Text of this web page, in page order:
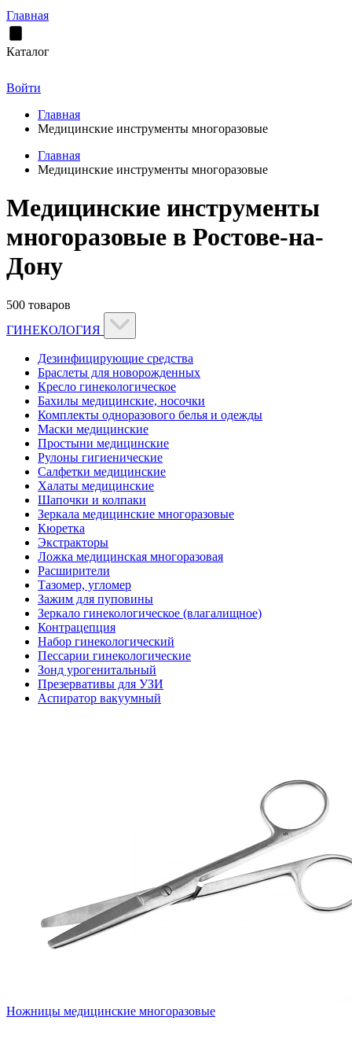
Главная
Каталог
Войти
Главная
Медицинские инструменты многоразовые
Главная
Медицинские инструменты многоразовые
Медицинские инструменты
многоразовые в Ростове-на-
Дону
500 товаров
ГИНЕКОЛОГИЯ
Дезинфицирующие средства
Браслеты для новорожденных
Кресло гинекологическое
Бахилы медицинские, носочки
Комплекты одноразового белья и одежды
Маски медицинские
Простыни медицинские
Рулоны гигиенические
Салфетки медицинские
Халаты медицинские
Шапочки и колпаки
Зеркала медицинские многоразовые
Кюретка
Экстракторы
Ложка медицинская многоразовая
Расширители
Тазомер, угломер
Зажим для пуповины
Зеркало гинекологическое (влагалищное)
Контрацепция
Набор гинекологический
Пессарии гинекологические
Зонд урогенитальный
Презервативы для УЗИ
Аспиратор вакуумный
Ножницы медицинские многоразовые